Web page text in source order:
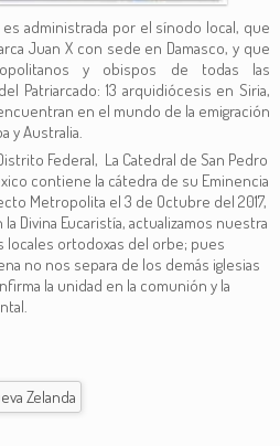
es administrada por el sínodo local, que
Juan X con sede en Damasco, y que
y obispos de todas las
Patriarcado: 13 arquidiócesis en Siria,
en el mundo de la emigración
y Australia.
Federal, La Catedral de San Pedro
contiene la cátedra de su Eminencia
Metropolita el 3 de Octubre del 2017,
Divina Eucaristía, actualizamos nuestra
locales ortodoxas del orbe; pues
no nos separa de los demás iglesias
la unidad en la comunión y la
Zelanda